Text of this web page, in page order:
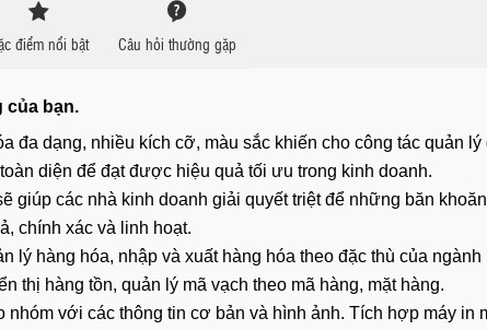
điểm nổi bật Câu hỏi thường gặp
của bạn.
đa dạng, nhiều kích cỡ, màu sắc khiến cho công tác quản lý
diện để đạt được hiệu quả tối ưu trong kinh doanh.
giúp các nhà kinh doanh giải quyết triệt để những băn
chính xác và linh hoạt.
lý hàng hóa, nhập và xuất hàng hóa theo đặc thù của ngành
thị hàng tồn, quản lý mã vạch theo mã hàng, mặt hàng.
nhóm với các thông tin cơ bản và hình ảnh. Tích hợp máy in